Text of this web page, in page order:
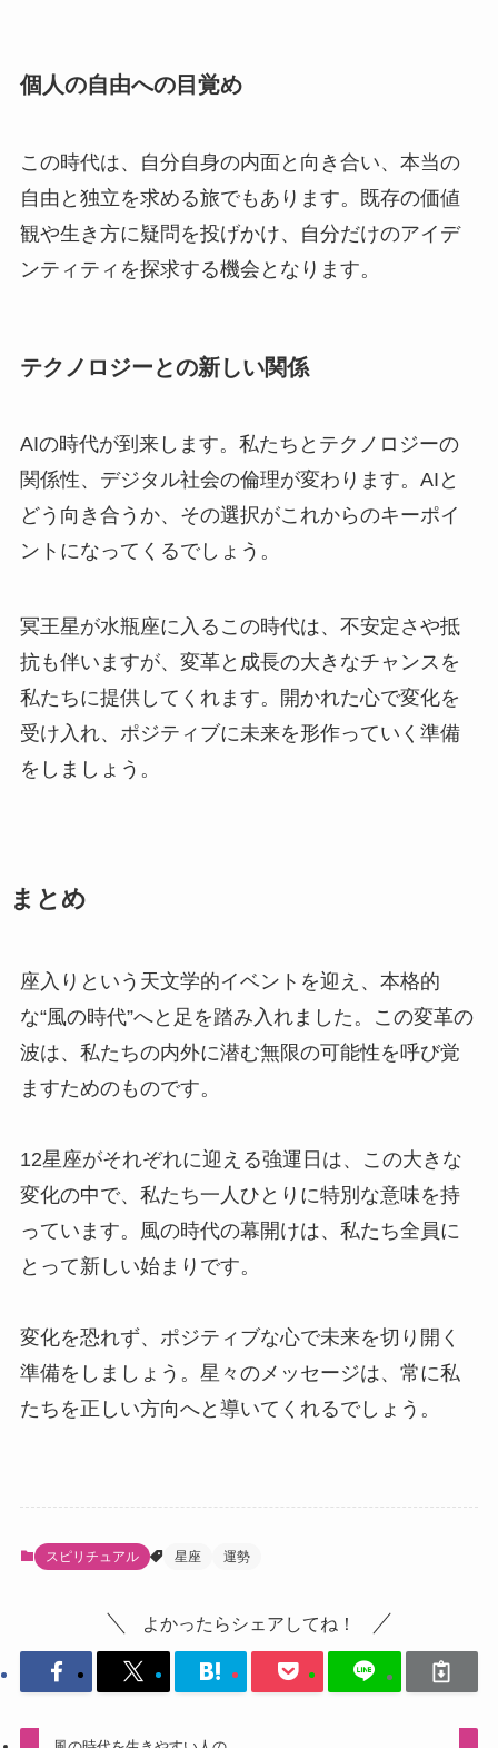
個人の自由への目覚め
この時代は、自分自身の内面と向き合い、本当の
自由と独立を求める旅でもあります。既存の価値
観や生き方に疑問を投げかけ、自分だけのアイデ
ンティティを探求する機会となります。
テクノロジーとの新しい関係
AIの時代が到来します。私たちとテクノロジーの
関係性、デジタル社会の倫理が変わります。AIと
どう向き合うか、その選択がこれからのキーポイ
ントになってくるでしょう。
冥王星が水瓶座に入るこの時代は、不安定さや抵
抗も伴いますが、変革と成長の大きなチャンスを
私たちに提供してくれます。開かれた心で変化を
受け入れ、ポジティブに未来を形作っていく準備
をしましょう。
まとめ
座入りという天文学的イベントを迎え、本格的
な“風の時代”へと足を踏み入れました。この変革の
波は、私たちの内外に潜む無限の可能性を呼び覚
ますためのものです。
12星座がそれぞれに迎える強運日は、この大きな
変化の中で、私たち一人ひとりに特別な意味を持
っています。風の時代の幕開けは、私たち全員に
とって新しい始まりです。
変化を恐れず、ポジティブな心で未来を切り開く
準備をしましょう。星々のメッセージは、常に私
たちを正しい方向へと導いてくれるでしょう。
スピリチュアル 星座 運勢
よかったらシェアしてね！